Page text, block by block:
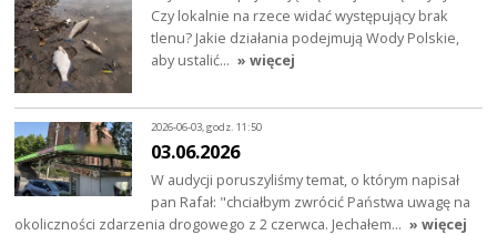
Czy lokalnie na rzece widać występujący brak
tlenu? Jakie działania podejmują Wody Polskie,
aby ustalić… » więcej
2026-06-03, godz. 11:50
03.06.2026
W audycji poruszyliśmy temat, o którym napisał
pan Rafał: "chciałbym zwrócić Państwa uwagę na
okoliczności zdarzenia drogowego z 2 czerwca. Jechałem… » więcej